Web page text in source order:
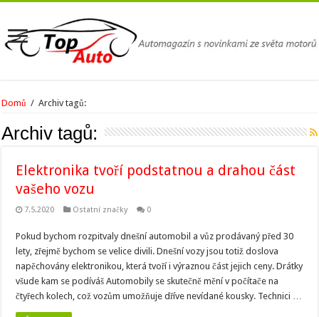
Domů / Archiv tagů:
Archiv tagů:
Elektronika tvoří podstatnou a drahou část
vašeho vozu
7.5.2020 Ostatní značky 0
Pokud bychom rozpitvaly dnešní automobil a vůz prodávaný před 30
lety, zřejmě bychom se velice divili. Dnešní vozy jsou totiž doslova
napěchovány elektronikou, která tvoří i výraznou část jejich ceny. Drátky
všude kam se podíváš Automobily se skutečně mění v počítače na
čtyřech kolech, což vozům umožňuje dříve nevídané kousky. Technici …